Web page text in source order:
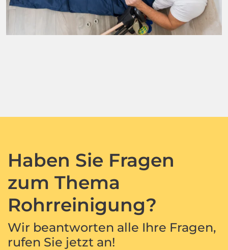
Haben Sie Fragen
zum Thema
Rohrreinigung?
Wir beantworten alle Ihre Fragen,
rufen Sie jetzt an!